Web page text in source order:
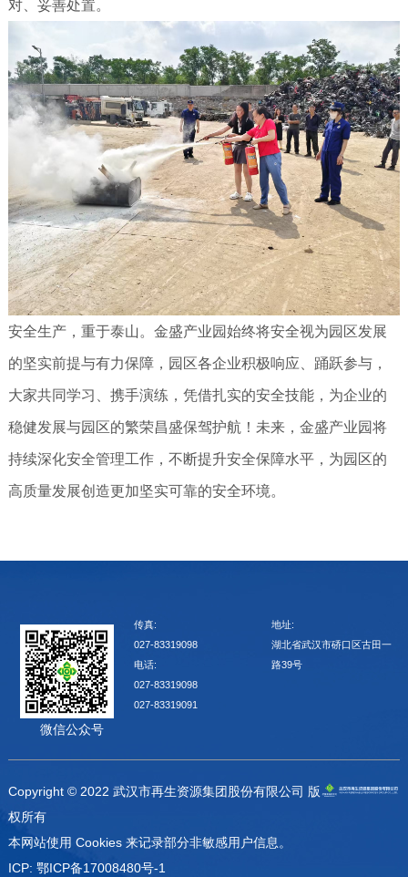
对、妥善处置。
安全生产，重于泰山。金盛产业园始终将安全视为园区发展
的坚实前提与有力保障，园区各企业积极响应、踊跃参与，
大家共同学习、携手演练，凭借扎实的安全技能，为企业的
稳健发展与园区的繁荣昌盛保驾护航！未来，金盛产业园将
持续深化安全管理工作，不断提升安全保障水平，为园区的
高质量发展创造更加坚实可靠的安全环境。
微信公众号
传真:
027-83319098
电话:
027-83319098
027-83319091
地址:
湖北省武汉市硚口区古田一
路39号
Copyright © 2022 武汉市再生资源集团股份有限公司 版
权所有
本网站使用 Cookies 来记录部分非敏感用户信息。
ICP: 鄂ICP备17008480号-1